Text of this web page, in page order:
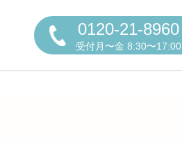
0120-21-8960
受付月〜金 8:30〜17:00